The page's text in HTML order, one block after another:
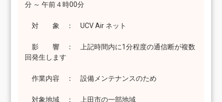
分 ～ 午前４時00分
対 象 ： UCV Air ネット
影 響 ： 上記時間内に1分程度の通信断が複数
回発生します
作業内容 ： 設備メンテナンスのため
対象地域 ： 上田市の一部地域